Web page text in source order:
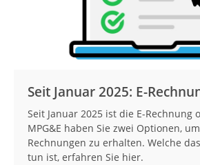
Seit Januar 2025: E-
Seit Januar 2025 ist die E-Rechnung
MPG&E haben Sie zwei Optionen,
Rechnungen zu erhalten. Welche
tun ist, erfahren Sie hier.